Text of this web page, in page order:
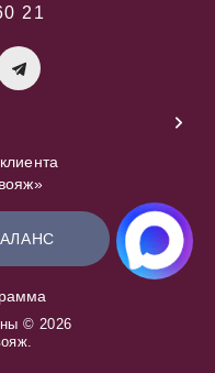
21
© 2026